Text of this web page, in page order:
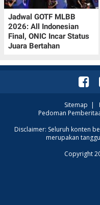
Jadwal GOTF MLBB
2026: All Indonesian
Final, ONIC Incar Status
Juara Bertahan
Sitemap |
Pedoman
Disclaimer: Seluruh konten
merupakan
Copyright